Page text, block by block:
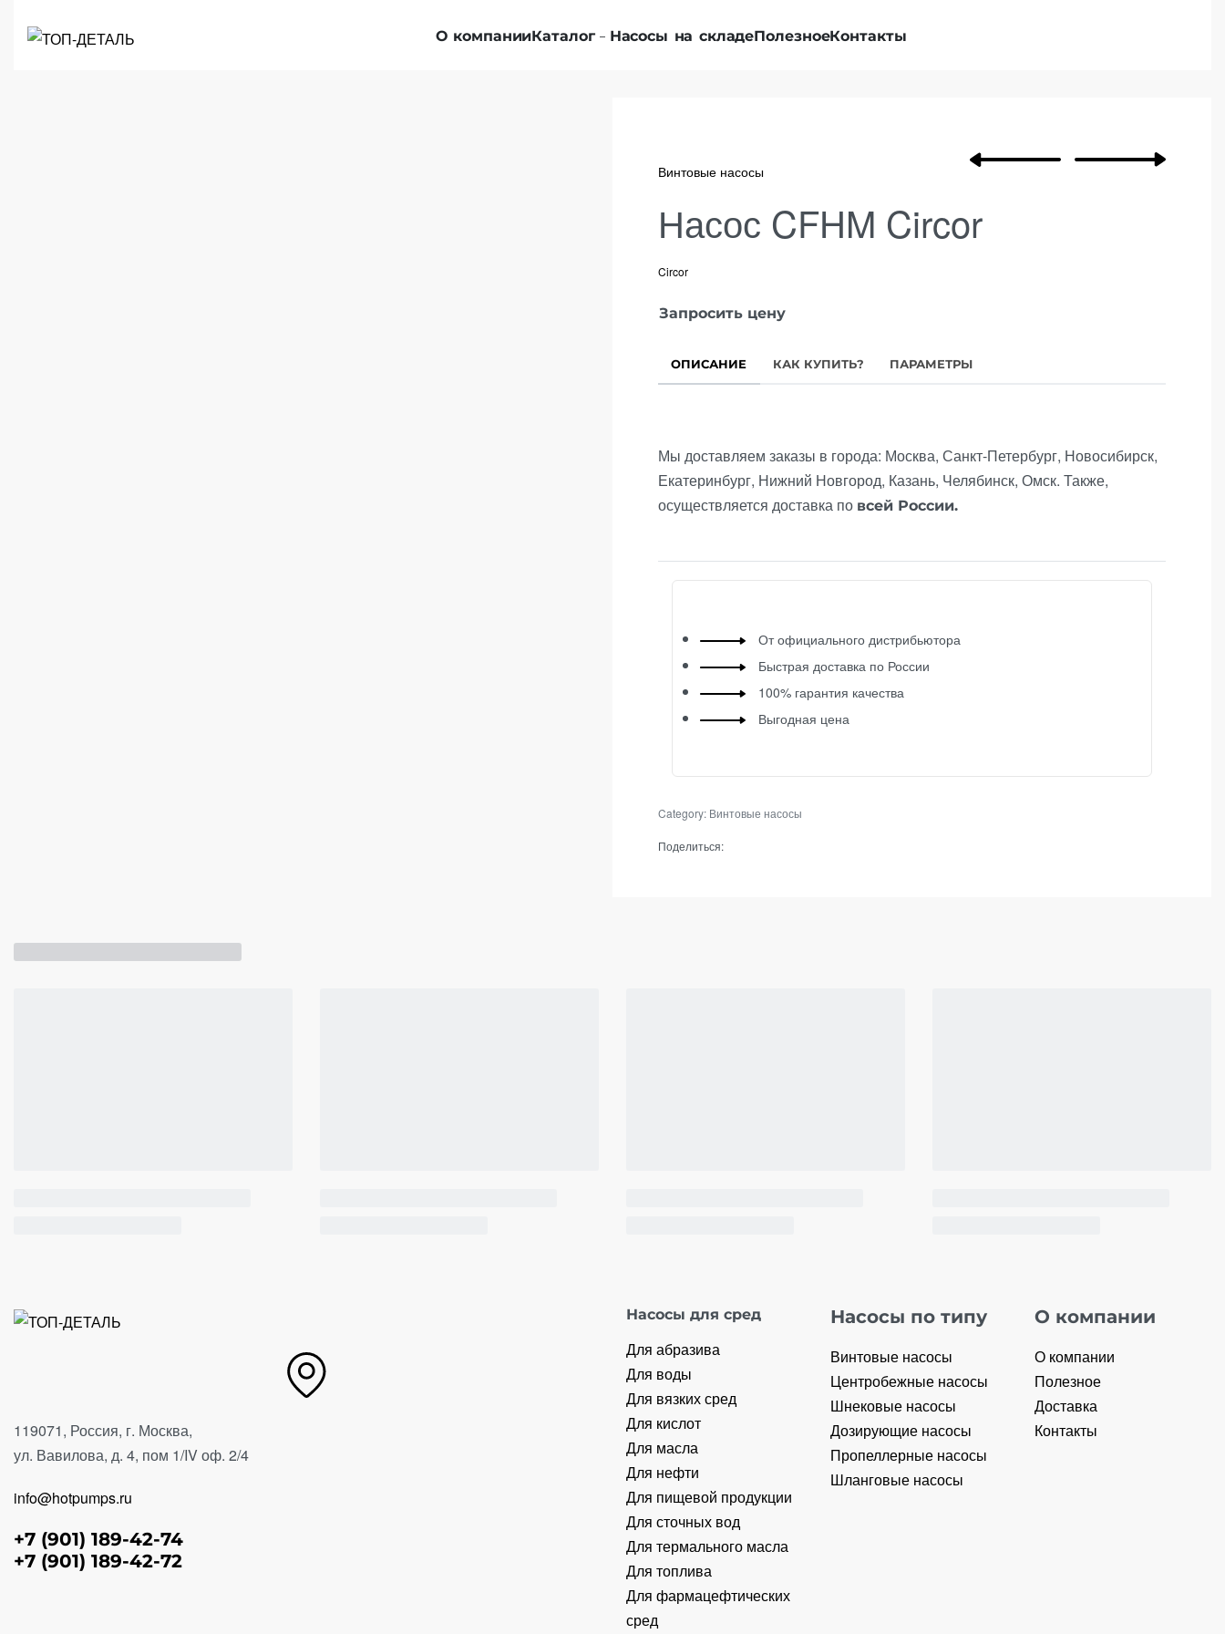
О компанииКаталог Насосы на складеПолезноеКонтакты
Винтовые насосы
Насос CFHM Circor
Circor
Запросить цену
ОПИСАНИЕ КАК КУПИТЬ? ПАРАМЕТРЫ
Мы доставляем заказы в города: Москва, Санкт-Петербург, Новосибирск,
Екатеринбург, Нижний Новгород, Казань, Челябинск, Омск. Также,
осуществляется доставка по всей России.
От официального дистрибьютора
Быстрая доставка по России
100% гарантия качества
Выгодная цена
Category: Винтовые насосы
Поделиться:
119071, Россия, г. Москва,
ул. Вавилова, д. 4, пом 1/IV оф. 2/4
info@hotpumps.ru
+7 (901) 189-42-74
+7 (901) 189-42-72
Насосы для сред
Для абразива
Для воды
Для вязких сред
Для кислот
Для масла
Для нефти
Для пищевой продукции
Для сточных вод
Для термального масла
Для топлива
Для фармацефтических
сред
Насосы по типу
Винтовые насосы
Центробежные насосы
Шнековые насосы
Дозирующие насосы
Пропеллерные насосы
Шланговые насосы
О компании
О компании
Полезное
Доставка
Контакты